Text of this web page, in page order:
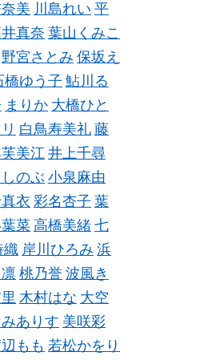
美 川島れい 平
真奈 葉山くみこ
野宮さとみ 保坂え
橋ゆう子 鮎川る
まりか 大橋ひと
白鳥寿美礼 藤
美江井上千尋
のぶ 小泉麻由
衣 彩名杏子 葉
菜 高橋美緒 七
織 岸川ひろみ 浜
桃乃誉 波風き
木村はな 大空
ありす 美咲彩
もも 若松かをり